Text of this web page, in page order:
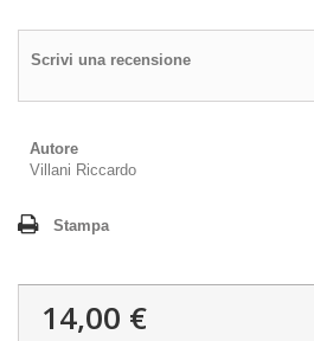
Scrivi una recensione
Autore
Villani Riccardo
Stampa
14,00 €